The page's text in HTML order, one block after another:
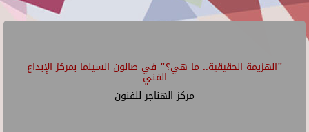
"الهزيمة الحقيقية.. ما هي؟" في صالون السينما بمركز الإبداع
الفني
مركز الهناجر للفنون